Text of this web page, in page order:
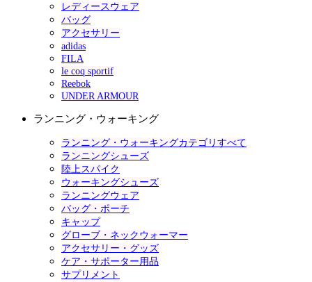
レディースウェア
バッグ
アクセサリー
adidas
FILA
le coq sportif
Reebok
UNDER ARMOUR
ランニング・ウォーキング
ランニング・ウォーキングカテゴリすべて
ランニングシューズ
陸上スパイク
ウォーキングシューズ
ランニングウェア
バッグ・ポーチ
キャップ
グローブ・ネックウォーマー
アクセサリー・グッズ
ケア・サポーター用品
サプリメント